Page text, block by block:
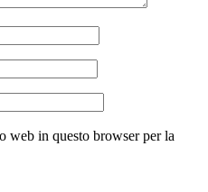
web in questo browser per la